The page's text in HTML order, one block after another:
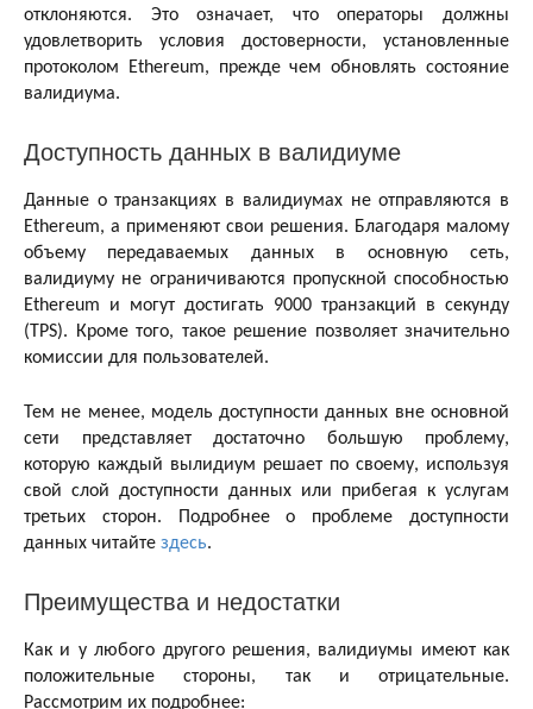
отклоняются. Это означает, что операторы должны
удовлетворить условия достоверности, установленные
протоколом Ethereum, прежде чем обновлять состояние
валидиума.
Доступность данных в валидиуме
Данные о транзакциях в валидиумах не отправляются в
Ethereum, а применяют свои решения. Благодаря малому
объему передаваемых данных в основную сеть,
валидиуму не ограничиваются пропускной способностью
Ethereum и могут достигать 9000 транзакций в секунду
(TPS). Кроме того, такое решение позволяет значительно
комиссии для пользователей.
Тем не менее, модель доступности данных вне основной
сети представляет достаточно большую проблему,
которую каждый вылидиум решает по своему, используя
свой слой доступности данных или прибегая к услугам
третьих сторон. Подробнее о проблеме доступности
данных читайте здесь.
Преимущества и недостатки
Как и у любого другого решения, валидиумы имеют как
положительные стороны, так и отрицательные.
Рассмотрим их подробнее: